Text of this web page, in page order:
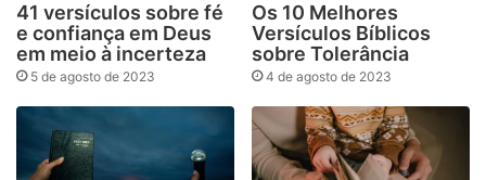
41 versículos sobre fé
e confiança em Deus
em meio à incerteza
5 de agosto de 2023
Os 10 Melhores
Versículos Bíblicos
sobre Tolerância
4 de agosto de 2023